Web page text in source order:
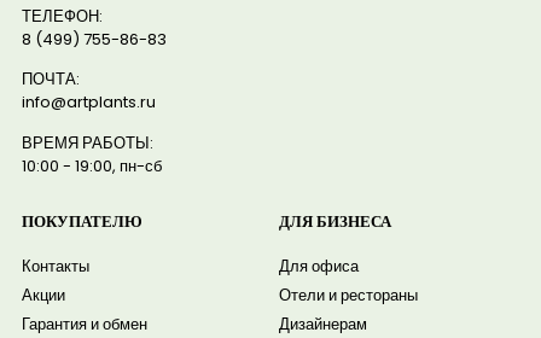
ТЕЛЕФОН:
8 (499) 755-86-83
ПОЧТА:
info@artplants.ru
ВРЕМЯ РАБОТЫ:
10:00 - 19:00, пн-сб
ПОКУПАТЕЛЮ
Контакты
Акции
Гарантия и обмен
ДЛЯ БИЗНЕСА
Для офиса
Отели и рестораны
Дизайнерам